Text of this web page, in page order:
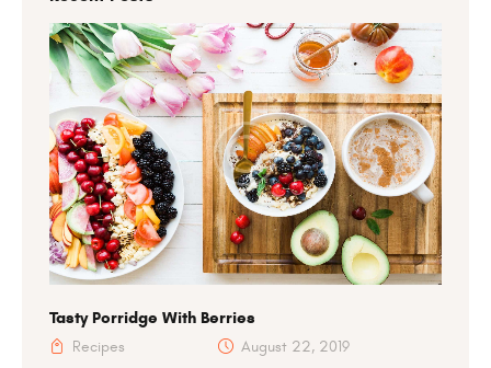
Tasty Porridge With Berries
Recipes August 22, 2019